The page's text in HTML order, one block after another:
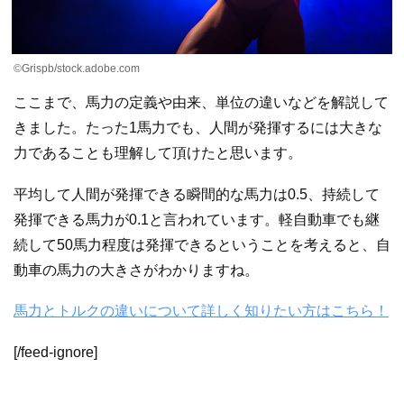
©Grispb/stock.adobe.com
ここまで、馬力の定義や由来、単位の違いなどを解説して
きました。たった1馬力でも、人間が発揮するには大きな
力であることも理解して頂けたと思います。
平均して人間が発揮できる瞬間的な馬力は0.5、持続して
発揮できる馬力が0.1と言われています。軽自動車でも継
続して50馬力程度は発揮できるということを考えると、自
動車の馬力の大きさがわかりますね。
馬力とトルクの違いについて詳しく知りたい方はこちら！
[/feed-ignore]